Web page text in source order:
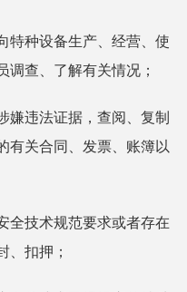
种设备生产、经营、使
调查、了解有关情况；
违法证据，查阅、复制
有关合同、发票、账簿以
技术规范要求或者存在
、扣押；